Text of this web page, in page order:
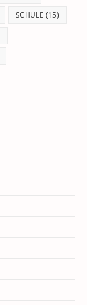
SCHULE (15)